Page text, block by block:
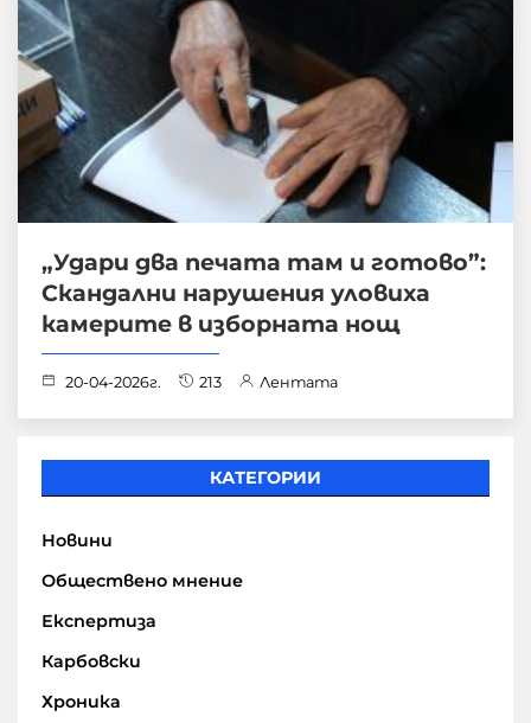
„Удари два печата там и готово”:
Скандални нарушения уловиха
камерите в изборната нощ
20-04-2026г. 213 Лентата
КАТЕГОРИИ
Новини
Обществено мнение
Експертиза
Карбовски
Хроника